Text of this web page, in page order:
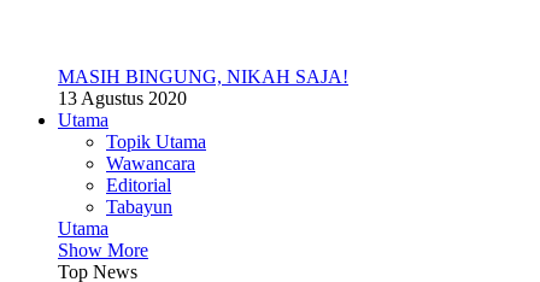
MASIH BINGUNG, NIKAH SAJA!
13 Agustus 2020
Utama
Topik Utama
Wawancara
Editorial
Tabayun
Utama
Show More
Top News